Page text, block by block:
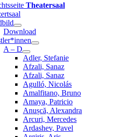
Theatersaal
Download
A – D
Adler, Stefanie
Afzali, Sanaz
Afzali, Sanaz
Agulló, Nicolás
Amalfitano, Bruno
Amaya, Patricio
Anușcă, Alexandra
Arcuri, Mercedes
Ardashev, Pavel